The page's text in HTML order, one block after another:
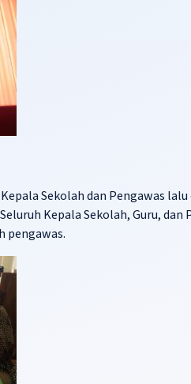
Sekolah dan Pengawas
Kepala Sekolah, Guru, dan
pengawas.